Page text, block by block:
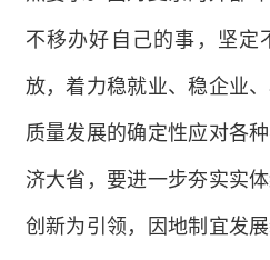
不移办好自己的事，坚定
放，着力稳就业、稳企业
质量发展的确定性应对各
济大省，要进一步夯实实
创新为引领，因地制宜发